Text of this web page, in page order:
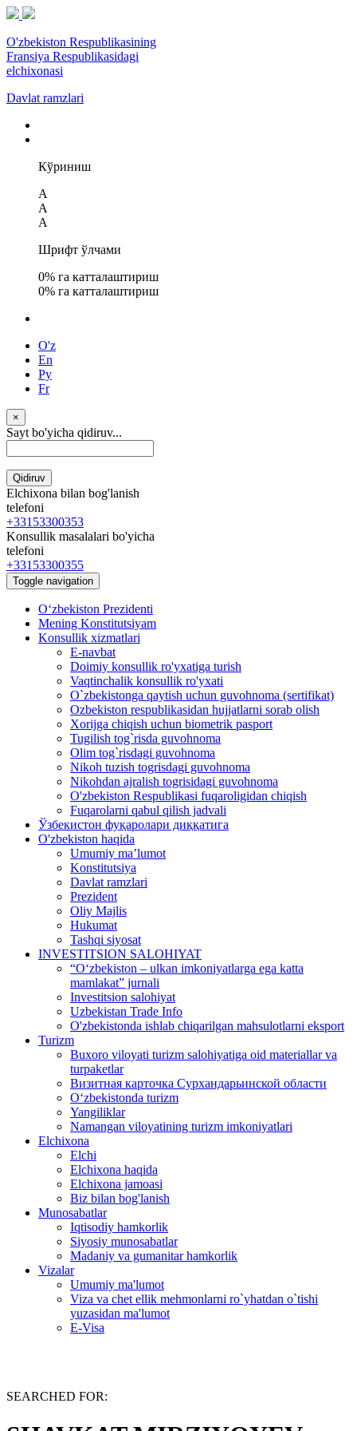
O'zbekiston Respublikasining
Fransiya Respublikasidagi
elchixonasi
Davlat ramzlari
Кўриниш
A
A
A
Шрифт ўлчами
0% га катталаштириш
0% га катталаштириш
O'z
En
Ру
Fr
×
Sayt bo'yicha qidiruv...
Qidiruv
Elchixona bilan bog'lanish
telefoni
+33153300353
Konsullik masalalari bo'yicha
telefoni
+33153300355
Toggle navigation
Oʻzbekiston Prezidenti
Mening Konstitutsiyam
Konsullik xizmatlari
E-navbat
Doimiy konsullik ro'yxatiga turish
Vaqtinchalik konsullik ro'yxati
O`zbekistonga qaytish uchun guvohnoma (sertifikat)
Ozbekiston respublikasidan hujjatlarni sorab olish
Xorijga chiqish uchun biometrik pasport
Tugilish tog`risda guvohnoma
Olim tog`risdagi guvohnoma
Nikoh tuzish togrisdagi guvohnoma
Nikohdan ajralish togrisidagi guvohnoma
O'zbekiston Respublikasi fuqaroligidan chiqish
Fuqarolarni qabul qilish jadvali
Ўзбекистон фуқаролари диққатига
O'zbekiston haqida
Umumiy ma’lumot
Konstitutsiya
Davlat ramzlari
Prezident
Oliy Majlis
Hukumat
Tashqi siyosat
INVESTITSION SALOHIYAT
“Oʻzbekiston – ulkan imkoniyatlarga ega katta
mamlakat” jurnali
Investitsion salohiyat
Uzbekistan Trade Info
O'zbekistonda ishlab chiqarilgan mahsulotlarni eksport
Turizm
Buxoro viloyati turizm salohiyatiga oid materiallar va
turpaketlar
Визитная карточка Сурхандарьинской области
Oʻzbekistonda turizm
Yangiliklar
Namangan viloyatining turizm imkoniyatlari
Elchixona
Elchi
Elchixona haqida
Elchixona jamoasi
Biz bilan bog'lanish
Munosabatlar
Iqtisodiy hamkorlik
Siyosiy munosabatlar
Madaniy va gumanitar hamkorlik
Vizalar
Umumiy ma'lumot
Viza va chet ellik mehmonlarni ro`yhatdan o`tishi
yuzasidan ma'lumot
E-Visa
SEARCHED FOR: